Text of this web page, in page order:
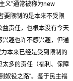
义”通常被称为new
要限制的是本来不受限
责任，也根本没有今天
兴趣也许不感兴趣，但通
本来已经是受到限制的
多的责任（福利、保障
奴役之路”。鉴于民主福